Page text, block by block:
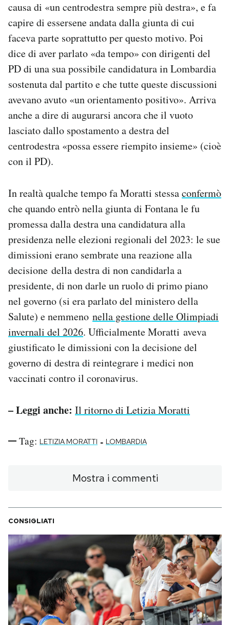
causa di «un centrodestra sempre più destra», e fa
capire di essersene andata dalla giunta di cui
faceva parte soprattutto per questo motivo. Poi
dice di aver parlato «da tempo» con dirigenti del
PD di una sua possibile candidatura in Lombardia
sostenuta dal partito e che tutte queste discussioni
avevano avuto «un orientamento positivo». Arriva
anche a dire di augurarsi ancora che il vuoto
lasciato dallo spostamento a destra del
centrodestra «possa essere riempito insieme» (cioè
con il PD).
In realtà qualche tempo fa Moratti stessaconfermò
che quando entrò nella giunta di Fontana le fu
promessa dalla destra una candidatura alla
presidenza nelle elezioni regionali del 2023: le sue
dimissioni erano sembrate una reazione alla
decisione della destra di non candidarla a
presidente, di non darle un ruolo di primo piano
nel governo (si era parlato del ministero della
Salute) e nemmeno nella gestione delle Olimpiadi
invernali del 2026. Ufficialmente Moratti aveva
giustificato le dimissioni con la decisione del
governo di destra di reintegrare i medici non
vaccinati contro il coronavirus.
– Leggi anche: Il ritorno di Letizia Moratti
Tag: LETIZIA MORATTI - LOMBARDIA
Mostra i commenti
CONSIGLIATI